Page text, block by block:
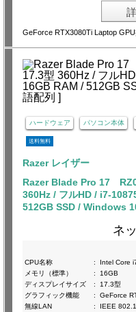
GeForce RTX3080Ti Laptop
ハードウェア パソコン本体
送料無料
Razer レイザー
Razer Blade Pro 17
360Hz / フルHD / i7-
512GB SSD / Windows
ネ
CPU名称
:
Intel Core
メモリ（標準）
:
16GB
ディスプレイサイズ
:
17.3型
グラフィック機能
:
GeForce
無線LAN
:
IEEE